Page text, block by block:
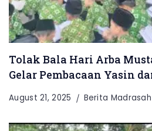
Tolak Bala Hari Arba
Gelar Pembacaan Yasin
August 21, 2025 Berita Madrasah